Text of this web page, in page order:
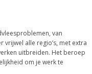
van
alle regio’s, met extra
uitbreiden. Het beroep
om je werk te